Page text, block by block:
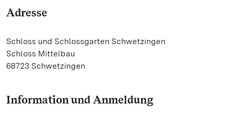
Adresse
Schloss und Schlossgarten Schwetzingen
Schloss Mittelbau
68723 Schwetzingen
Information und Anmeldung